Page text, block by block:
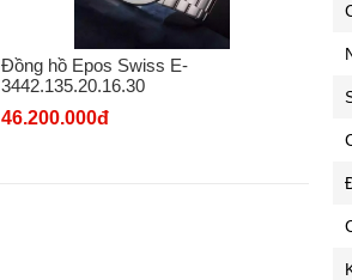
Đồng hồ Epos Swiss E-
3442.135.20.16.30
46.200.000đ